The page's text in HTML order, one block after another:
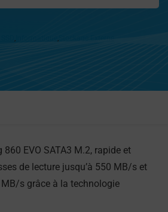
, ,
EVO SATA3 M.2, rapide et
de lecture jusqu’à 550 MB/s et
MB/s grâce à la technologie